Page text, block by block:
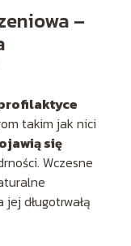
–
takim jak nici
się
Wczesne
długotrwałą